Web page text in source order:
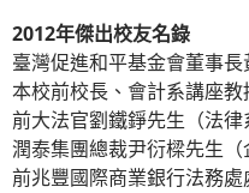
2012年傑出校友名錄
臺灣促進和平基金會董事長
本校前校長、會計系講座教
前大法官劉鐵錚先生（法律
潤泰集團總裁尹衍樑先生（
前兆豐國際商業銀行法務處